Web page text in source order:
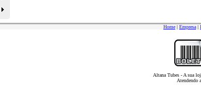
Home | Empresa |
Altana Tubes - A sua
Atendendo